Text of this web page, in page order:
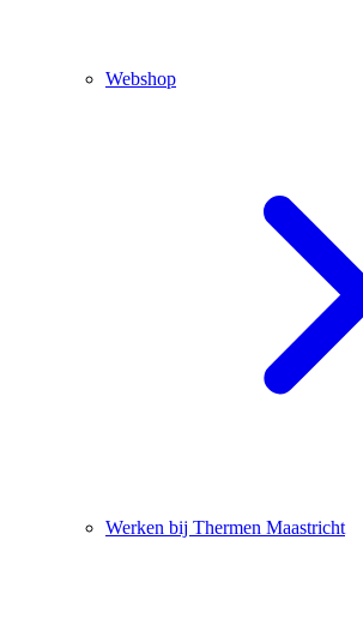
Webshop
Werken bij Thermen Maastricht